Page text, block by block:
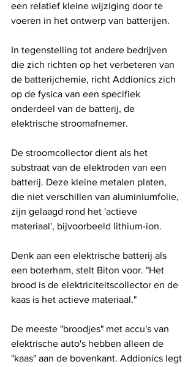
een relatief kleine wijziging door te
voeren in het ontwerp van batterijen.
In tegenstelling tot andere bedrijven
die zich richten op het verbeteren van
de batterijchemie, richt Addionics zich
op de fysica van een specifiek
onderdeel van de batterij, de
elektrische stroomafnemer.
De stroomcollector dient als het
substraat van de elektroden van een
batterij. Deze kleine metalen platen,
die niet verschillen van aluminiumfolie,
zijn gelaagd rond het 'actieve
materiaal', bijvoorbeeld lithium-ion.
Denk aan een elektrische batterij als
een boterham, stelt Biton voor. "Het
brood is de elektriciteitscollector en de
kaas is het actieve materiaal."
De meeste "broodjes" met accu's van
elektrische auto's hebben alleen de
"kaas" aan de bovenkant. Addionics legt